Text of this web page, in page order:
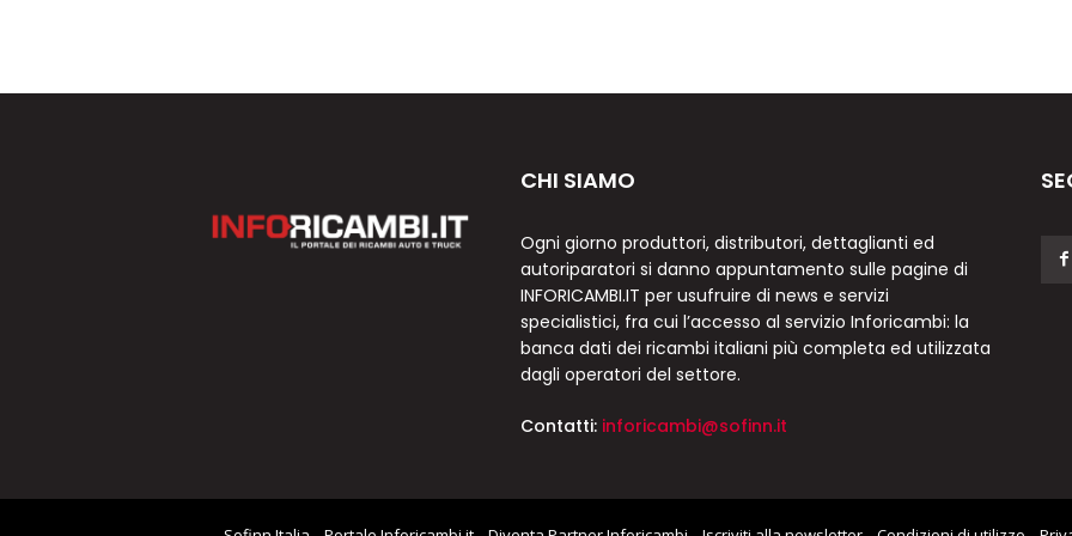
CHI SIAMO
Ogni giorno produttori, distributori, dettaglianti ed
autoriparatori si danno appuntamento sulle pagine di
INFORICAMBI.IT per usufruire di news e servizi
specialistici, fra cui l’accesso al servizio Inforicambi: la
banca dati dei ricambi italiani più completa ed utilizzata
dagli operatori del settore.
Contatti: inforicambi@sofinn.it